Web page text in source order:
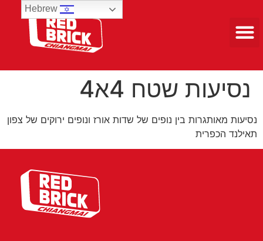
נסיעות שטח 4א4 ​
נסיעות מאותגרות בין נופים של שדות אורז ונופים ירוקים של צפון
תאילנד הכפרית
Hebrew